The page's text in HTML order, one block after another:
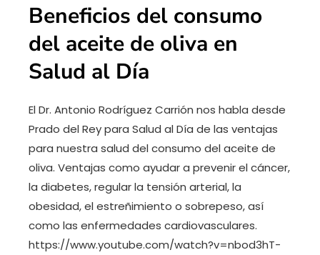
Beneficios del consumo
del aceite de oliva en
Salud al Día
El Dr. Antonio Rodríguez Carrión nos habla desde
Prado del Rey para Salud al Día de las ventajas
para nuestra salud del consumo del aceite de
oliva. Ventajas como ayudar a prevenir el cáncer,
la diabetes, regular la tensión arterial, la
obesidad, el estreñimiento o sobrepeso, así
como las enfermedades cardiovasculares.
https://www.youtube.com/watch?v=nbod3hT-